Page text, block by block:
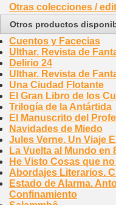
Otras colecciones /
Otros productos
Cuentos y Facecias
Ulthar. Revista de
Delirio 24
Ulthar. Revista de
Una Ciudad Flotante
El Gran Libro de los
Trilogía de la Antártida
El Manuscrito del
Navidades de Miedo
Jules Verne. Un Viaje
La Vuelta al Mundo en
He Visto Cosas que
Abordajes Literarios.
Estado de Alarma.
Confinamiento